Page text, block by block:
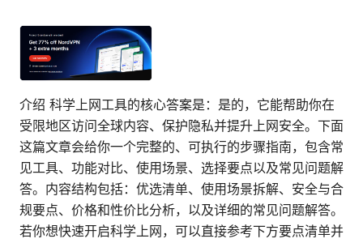
介绍 科学上网工具的核心答案是：是的，它能帮助你在
受限地区访问全球内容、保护隐私并提升上网安全。下面
这篇文章会给你一个完整的、可执行的步骤指南，包含常
见工具、功能对比、使用场景、选择要点以及常见问题解
答。内容结构包括：优选清单、使用场景拆解、安全与合
规要点、价格和性价比分析，以及详细的常见问题解答。
若你想快速开启科学上网，可以直接参考下方要点清单并